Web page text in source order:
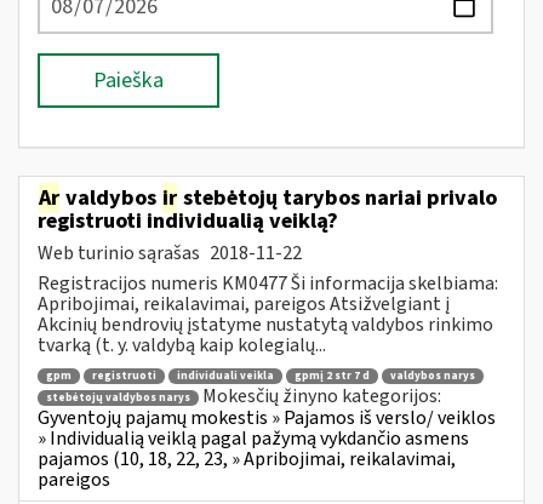
Paieška
Ar valdybos ir stebėtojų tarybos nariai privalo
registruoti individualią veiklą?
Web turinio sąrašas 2018-11-22
Registracijos numeris KM0477 Ši informacija skelbiama:
Apribojimai, reikalavimai, pareigos Atsižvelgiant į
Akcinių bendrovių įstatyme nustatytą valdybos rinkimo
tvarką (t. y. valdybą kaip kolegialų...
gpm registruoti individuali veikla gpmį 2 str 7 d
valdybos narys
stebėtojų valdybos narys
Mokesčių žinyno kategorijos:
Gyventojų pajamų mokestis » Pajamos iš verslo/ veiklos
» Individualią veiklą pagal pažymą vykdančio asmens
pajamos (10, 18, 22, 23, » Apribojimai, reikalavimai,
pareigos